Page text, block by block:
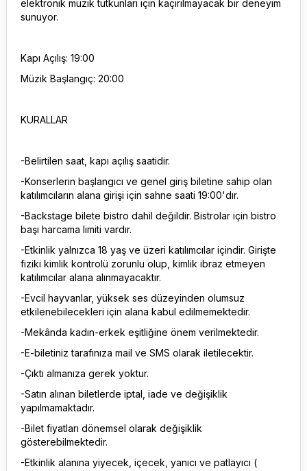
elektronik müzik tutkunları için kaçırılmayacak bir deneyim
sunuyor.
Kapı Açılış: 19:00
Müzik Başlangıç: 20:00
KURALLAR
-Belirtilen saat, kapı açılış saatidir.
-Konserlerin başlangıcı ve genel giriş biletine sahip olan
katılımcıların alana girişi için sahne saati 19:00'dır.
-Backstage bilete bistro dahil değildir. Bistrolar için bistro
başı harcama limiti vardır.
-Etkinlik yalnızca 18 yaş ve üzeri katılımcılar içindir. Girişte
fiziki kimlik kontrolü zorunlu olup, kimlik ibraz etmeyen
katılımcılar alana alınmayacaktır.
-Evcil hayvanlar, yüksek ses düzeyinden olumsuz
etkilenebilecekleri için alana kabul edilmemektedir.
-Mekânda kadın-erkek eşitliğine önem verilmektedir.
-E-biletiniz tarafınıza mail ve SMS olarak iletilecektir.
-Çıktı almanıza gerek yoktur.
-Satın alınan biletlerde iptal, iade ve değişiklik
yapılmamaktadır.
-Bilet fiyatları dönemsel olarak değişiklik
gösterebilmektedir.
-Etkinlik alanına yiyecek, içecek, yanıcı ve patlayıcı (